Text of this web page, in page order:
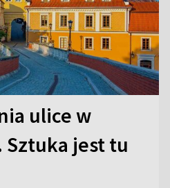
ulice w
Sztuka jest tu